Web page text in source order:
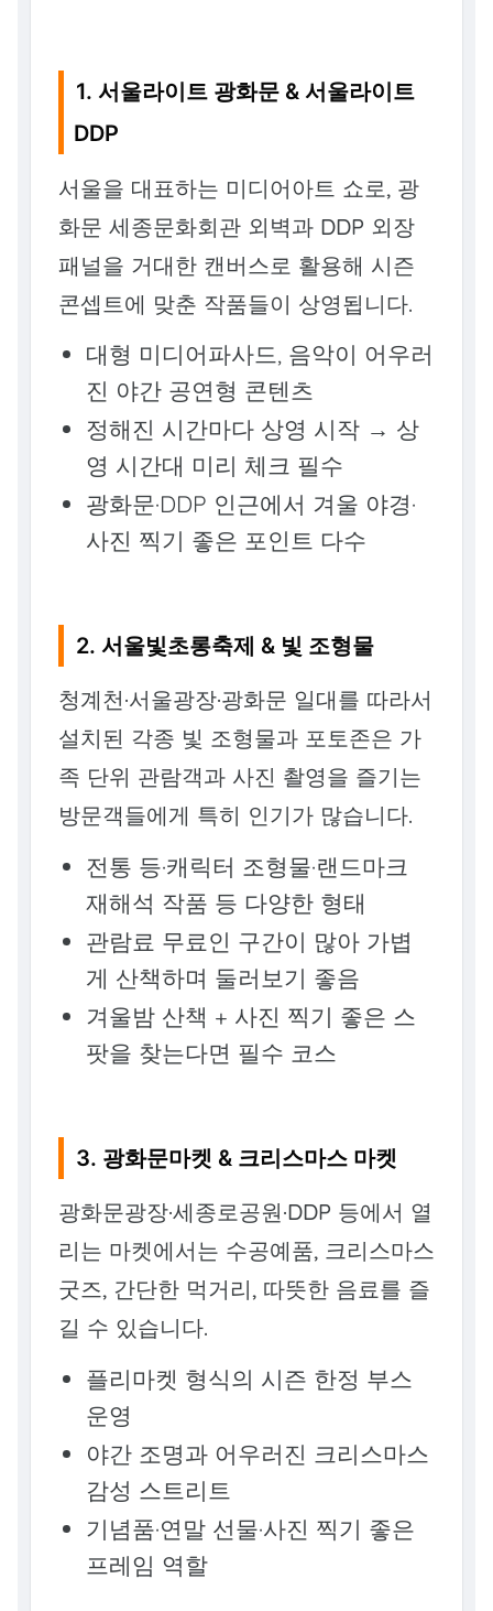
1. 서울라이트 광화문 & 서울라이트
DDP
서울을 대표하는 미디어아트 쇼로, 광
화문 세종문화회관 외벽과 DDP 외장
패널을 거대한 캔버스로 활용해 시즌
콘셉트에 맞춘 작품들이 상영됩니다.
대형 미디어파사드, 음악이 어우러
진 야간 공연형 콘텐츠
정해진 시간마다 상영 시작 → 상
영 시간대 미리 체크 필수
광화문·DDP 인근에서 겨울 야경·
사진 찍기 좋은 포인트 다수
2. 서울빛초롱축제 & 빛 조형물
청계천·서울광장·광화문 일대를 따라서
설치된 각종 빛 조형물과 포토존은 가
족 단위 관람객과 사진 촬영을 즐기는
방문객들에게 특히 인기가 많습니다.
전통 등·캐릭터 조형물·랜드마크
재해석 작품 등 다양한 형태
관람료 무료인 구간이 많아 가볍
게 산책하며 둘러보기 좋음
겨울밤 산책 + 사진 찍기 좋은 스
팟을 찾는다면 필수 코스
3. 광화문마켓 & 크리스마스 마켓
광화문광장·세종로공원·DDP 등에서 열
리는 마켓에서는 수공예품, 크리스마스
굿즈, 간단한 먹거리, 따뜻한 음료를 즐
길 수 있습니다.
플리마켓 형식의 시즌 한정 부스
운영
야간 조명과 어우러진 크리스마스
감성 스트리트
기념품·연말 선물·사진 찍기 좋은
프레임 역할